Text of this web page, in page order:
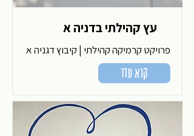
עץ קהילתי בדניה א
פרויקט קרמיקה קהילתי | קיבוץ דגניה א
קרא עוד